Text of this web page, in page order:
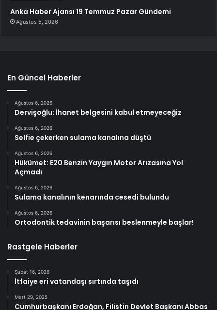
Anka Haber Ajansı 19 Temmuz Pazar Gündemi
Ağustos 5, 2026
En Güncel Haberler
Ağustos 6, 2026
Dervişoğlu: İhanet belgesini kabul etmeyeceğiz
Ağustos 6, 2026
Selfie çekerken sulama kanalına düştü
Ağustos 6, 2026
Hükümet: E20 Benzin Yaygın Motor Arızasına Yol
Açmadı
Ağustos 6, 2026
Sulama kanalının kenarında cesedi bulundu
Ağustos 6, 2026
Ortodontik tedavinin başarısı beslenmeyle başlar!
Rastgele Haberler
Şubat 16, 2026
İtfaiye eri vatandaşı sırtında taşıdı
Mart 29, 2025
Cumhurbaşkanı Erdoğan, Filistin Devlet Başkanı Abbas